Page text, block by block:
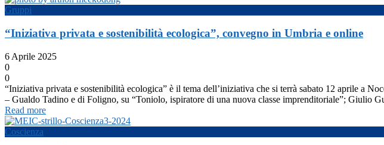
Gruppi
“Iniziativa privata e sostenibilità ecologica”, convegno in Umbria e online
6 Aprile 2025
0
0
“Iniziativa privata e sostenibilità ecologica” è il tema dell’iniziativa che si terrà sabato 12 aprile a
– Gualdo Tadino e di Foligno, su “Toniolo, ispiratore di una nuova classe imprenditoriale”; Giulio
Read more
Coscienza